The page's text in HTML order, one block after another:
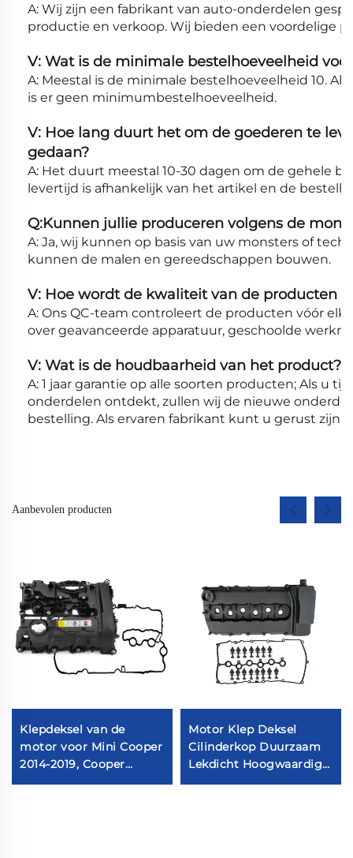
A: Wij zijn een fabrikant van auto-onderdelen
productie en verkoop. Wij bieden een voordelige
V: Wat is de minimale bestelhoeveelheid
A: Meestal is de minimale bestelhoeveelheid 10.
is er geen minimumbestelhoeveelheid.
V: Hoe lang duurt het om de goederen te
gedaan?
A: Het duurt meestal 10-30 dagen om de gehele
levertijd is afhankelijk van het artikel en de
Q:Kunnen jullie produceren volgens de
A: Ja, wij kunnen op basis van uw monsters of
kunnen de malen en gereedschappen bouwen.
V: Hoe wordt de kwaliteit van de producten
A: Ons QC-team controleert de producten vóór
over geavanceerde apparatuur, geschoolde
V: Wat is de houdbaarheid van het product?
A: 1 jaar garantie op alle soorten producten; Als u
onderdelen ontdekt, zullen wij de nieuwe
bestelling. Als ervaren fabrikant kunt u gerust zijn
Aanbevolen producten
Klepdeksel van de
motor voor Mini Cooper
2014-2019, Cooper
Motor Klep Deksel
Cilinderkop Duurzaam
Lekdicht Hoogwaardig